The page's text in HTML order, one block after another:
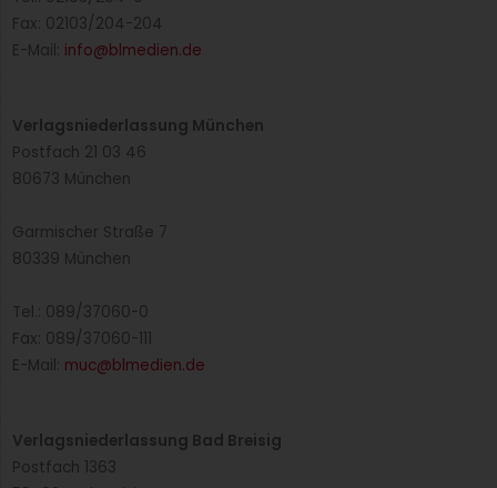
Karsten Wierig – nominiert als GV-Manager
des Jahres
ist nominiert als GV-Manager des Jahres 2025. Ein
Kurzportrait.